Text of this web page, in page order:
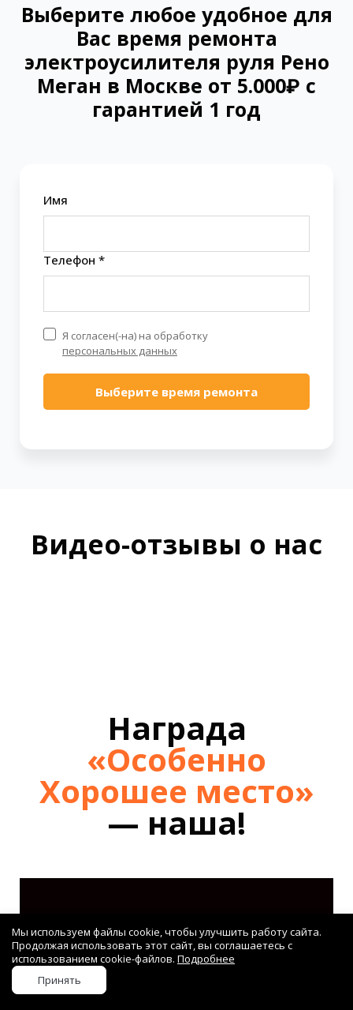
Выберите любое удобное для
Вас время ремонта
электроусилителя руля Рено
Меган в Москве от 5.000₽ с
гарантией 1 год
Имя
Телефон *
Выберите время ремонта
Я согласен(-на) на обработку
персональных данных
Видео-отзывы о нас
Награда
«Особенно
Хорошее место»
— наша!
Мы используем файлы cookie, чтобы улучшить работу сайта.
Продолжая использовать этот сайт, вы соглашаетесь с
использованием cookie-файлов. Подробнее
Принять